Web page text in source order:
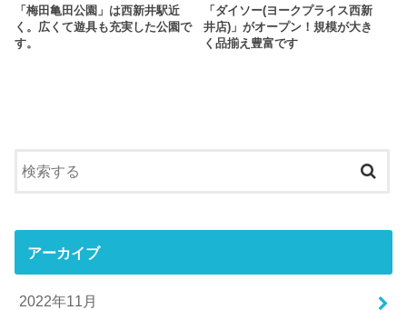
「梅田亀田公園」は西新井駅近
く。広くて遊具も充実した公園で
す。
「ダイソー(ヨークプライス西新
井店)」がオープン！規模が大き
く品揃え豊富です
アーカイブ
2022年11月